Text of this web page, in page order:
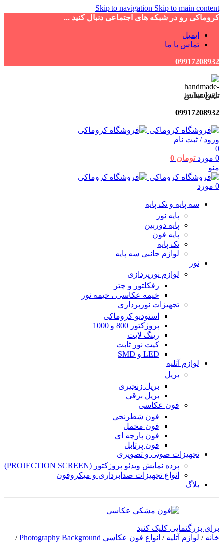
Skip to navigation Skip to main content
کروماکی رو در شبکه های اجتماعی دنبال کنید ...
ایمیل
تماس با ما
09917208932
تلفن تماس
09917208932
ورود / ثبت نام
0
0 مورد تومان
منو
0 مورد
سه پایه و تک پایه
پایه نور
پایه دوربین
پایه فون
تک پایه
لوازم جانبی سه پایه
نور
لوازم نورپردازی
رفکلتور و چتر
خیمه عکاسی ، خیمه نور
تجهیزات نورپردازی
استودیو کروماکی
پروژکتور 800 و 1000
رینگ لایت
کیت نور ثابت
LED و SMD
لوازم آتلیه
بریل
بریل زنجیری
بریل برقی
فون عکاسی
فون شطرنجی
فون مخمل
فون پارچه ای
فون پرتابل
تجهیزات صوتی و تصویری
پرده نمایش ویدئو پروژکتور (PROJECTION SCREEN)
انواع تجهیزات صدابرداری و میکروفون
بلاگ
برای بزرگنمایی کلیک کنید
خانه/ لوازم آتلیه/ انواع فون عکاسی Photography Background
/